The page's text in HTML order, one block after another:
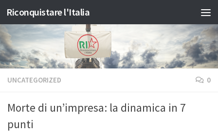
Salta al contenuto
Riconquistare l'Italia
UNCATEGORIZED 0
Morte di un’impresa: la dinamica in 7
punti